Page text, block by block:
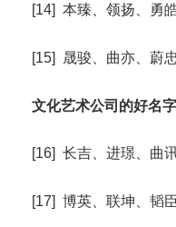
[14] 本臻、领扬、勇
[15] 晟骏、曲亦、蔚
文化艺术公司的好名字
[16] 长吉、进璟、曲
[17] 博英、联坤、韬